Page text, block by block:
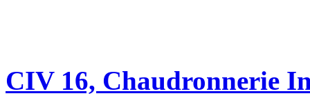
CIV 16, Chaudronnerie